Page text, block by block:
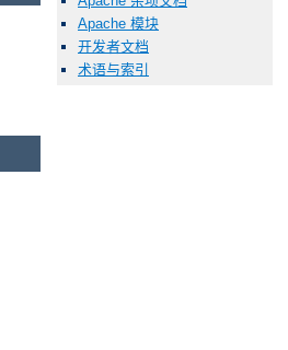
Apache 模块
开发者文档
术语与索引